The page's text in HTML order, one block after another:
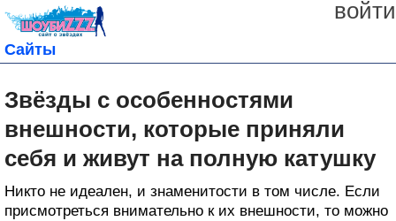
войти
Сайты
Звёзды с особенностями
внешности, которые приняли
себя и живут на полную катушку
Никто не идеален, и знаменитости в том числе. Если
присмотреться внимательно к их внешности, то можно